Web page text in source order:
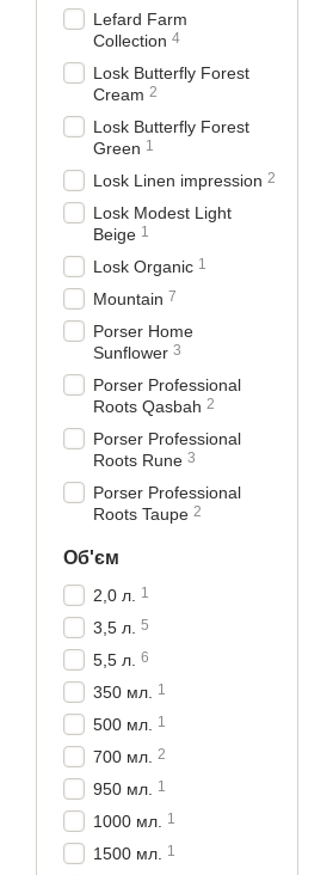
Lefard Farm
Collection 4
Losk Butterfly Forest
Cream 2
Losk Butterfly Forest
Green 1
Losk Linen impression 2
Losk Modest Light
Beige 1
Losk Organic 1
Mountain 7
Porser Home
Sunflower 3
Porser Professional
Roots Qasbah 2
Porser Professional
Roots Rune 3
Porser Professional
Roots Taupe 2
Об'єм
2,0 л. 1
3,5 л. 5
5,5 л. 6
350 мл. 1
500 мл. 1
700 мл. 2
950 мл. 1
1000 мл. 1
1500 мл. 1